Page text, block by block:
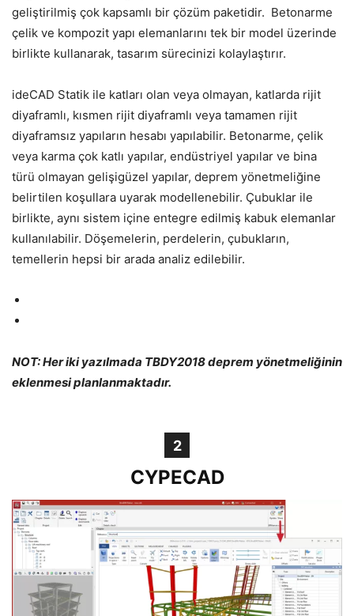
geliştirilmiş çok kapsamlı bir çözüm paketidir. Betonarme
çelik ve kompozit yapı elemanlarını tek bir model üzerinde
birlikte kullanarak, tasarım sürecinizi kolaylaştırır.
ideCAD Statik ile katları olan veya olmayan, katlarda rijit
diyaframlı, kısmen rijit diyaframlı veya tamamen rijit
diyaframsız yapıların hesabı yapılabilir. Betonarme, çelik
veya karma çok katlı yapılar, endüstriyel yapılar ve bina
türü olmayan gelişigüzel yapılar, deprem yönetmeliğine
belirtilen koşullara uyarak modellenebilir. Çubuklar ile
birlikte, aynı sistem içine entegre edilmiş kabuk elemanlar
kullanılabilir. Döşemelerin, perdelerin, çubukların,
temellerin hepsi bir arada analiz edilebilir.
NOT: Her iki yazılmada TBDY2018 deprem yönetmeliğinin
eklenmesi planlanmaktadır.
2
CYPECAD